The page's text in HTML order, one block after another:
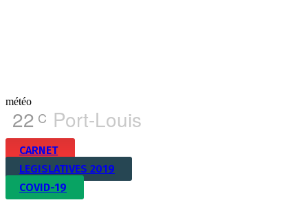
météo
22 C Port-Louis
CARNET
LEGISLATIVES 2019
COVID-19